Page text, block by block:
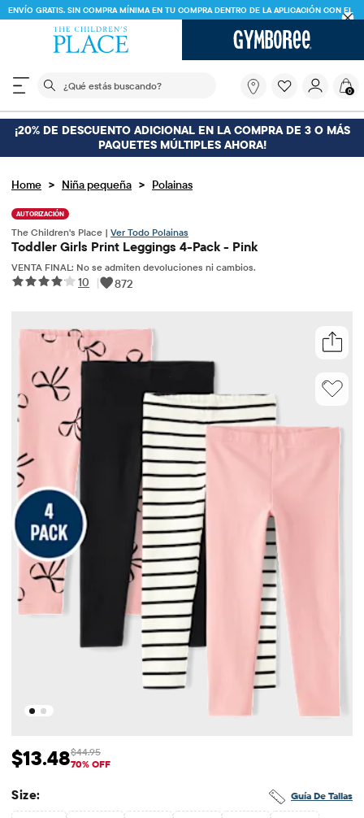
ENVÍO GRATIS. SIN COMPRA MÍNIMA EN TU COMPRA DENTRO DE LA APLICACIÓN CON EL
CÓDIGO
El siguiente campo de búsqueda filtra las
buscando?
0
¡20% DE DESCUENTO ADICIONAL EN LA COMPRA DE 3 O MÁS
PAQUETES MÚLTIPLES AHORA!
Home > Niña pequeña > Polainas
AUTORIZACIÓN
The Children's Place | Ver Todo Polainas
Toddler Girls Print Leggings 4-Pack - Pink
VENTA FINAL: No se admiten devoluciones ni cambios.
10 | 872
Precio de venta: $13.48
$13.48 Precio original: $44.95
$44.95
70% OFF
Guía De Tallas
Size: